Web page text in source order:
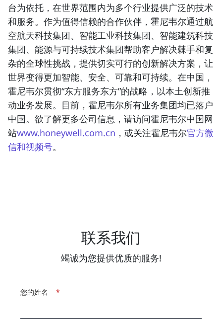
台为依托，在世界范围内为多个行业提供广泛的技术
和服务。作为值得信赖的合作伙伴，霍尼韦尔通过航
空航天科技集团、智能工业科技集团、智能建筑科技
集团、能源与可持续技术集团帮助客户解决棘手和复
杂的全球性挑战，提供切实可行的创新解决方案，让
世界变得更加智能、安全、可靠和可持续。在中国，
霍尼韦尔贯彻“东方服务东方”的战略，以本土创新推
动业务发展。目前，霍尼韦尔所有业务集团均已落户
中国。欲了解更多公司信息，请访问霍尼韦尔中国网
站www.honeywell.com.cn ，或关注霍尼韦尔官方微
信和视频号。
联系我们
竭诚为您提供优质的服务!
*
您的姓名